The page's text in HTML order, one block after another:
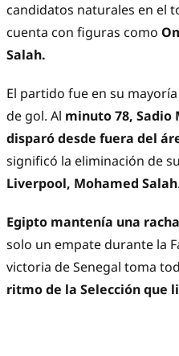
candidatos naturales en el
cuenta con figuras como
Salah.
El partido fue en su
de gol. Al minuto 78, Sadio
disparó desde fuera del
significó la eliminación de su
Liverpool, Mohamed Salah.
Egipto mantenía una
solo un empate durante la
victoria de Senegal toma
ritmo de la Selección que